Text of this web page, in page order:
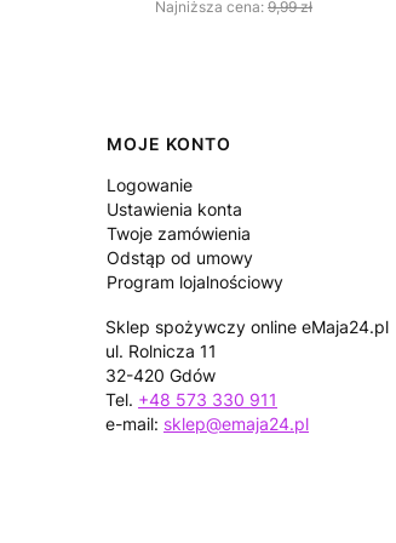
Najniższa cena: 9,99 zł
Linki w stopce
MOJE KONTO
Logowanie
Ustawienia konta
Twoje zamówienia
Odstąp od umowy
Program lojalnościowy
Sklep spożywczy online eMaja24.pl
ul. Rolnicza 11
32-420 Gdów
Tel. +48 573 330 911
e-mail: sklep@emaja24.pl